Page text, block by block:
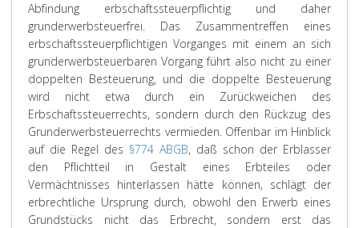
Abfindung erbschaftssteuerpflichtig und daher
grunderwerbsteuerfrei. Das Zusammentreffen eines
erbschaftssteuerpflichtigen Vorganges mit einem an sich
grunderwerbsteuerbaren Vorgang führt also nicht zu einer
doppelten Besteuerung, und die doppelte Besteuerung
wird nicht etwa durch ein Zurückweichen des
Erbschaftssteuerrechts, sondern durch den Rückzug des
Grunderwerbsteuerrechts vermieden. Offenbar im Hinblick
auf die Regel des §774 ABGB, daß schon der Erblasser
den Pflichtteil in Gestalt eines Erbteiles oder
Vermächtnisses hinterlassen hätte können, schlägt der
erbrechtliche Ursprung durch, obwohl den Erwerb eines
Grundstücks nicht das Erbrecht, sondern erst das